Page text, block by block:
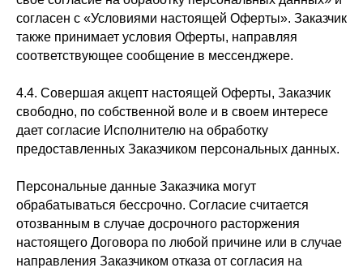
согласен с «Условиями настоящей Оферты». Заказчик
также принимает условия Оферты, направляя
соответствующее сообщение в мессенджере.
4.4. Совершая акцепт настоящей Оферты, Заказчик
свободно, по собственной воле и в своем интересе
дает согласие Исполнителю на обработку
предоставленных Заказчиком персональных данных.
Персональные данные Заказчика могут
обрабатываться бессрочно. Согласие считается
отозванным в случае досрочного расторжения
настоящего Договора по любой причине или в случае
направления Заказчиком отказа от согласия на